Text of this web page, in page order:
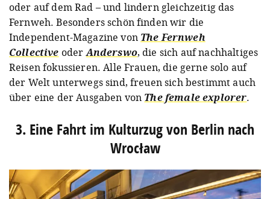
oder auf dem Rad – und lindern gleichzeitig das
Fernweh. Besonders schön finden wir die
Independent-Magazine von The Fernweh
Collective oderAnderswo, die sich auf nachhaltiges
Reisen fokussieren. Alle Frauen, die gerne solo auf
der Welt unterwegs sind, freuen sich bestimmt auch
über eine der Ausgaben von The female explorer.
3. Eine Fahrt im Kulturzug von Berlin nach
Wrocław